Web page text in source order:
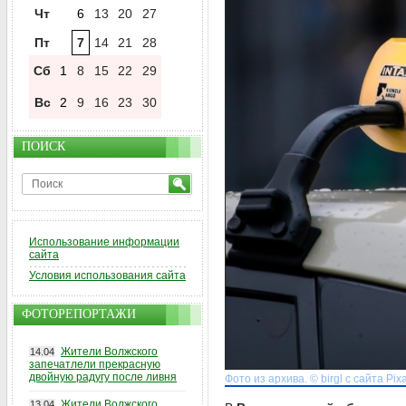
Фото из архива. © birgl с сайта
Чт 6 13 20
27
Пт
7 14 21
28
Сб
1 8 15 22 29
Вс 2 9 16 23 30
ПОИСК
Использование информации
сайта
Условия использования сайта
ФОТОРЕПОРТАЖИ
14.04 Жители Волжского
запечатлели прекрасную
двойную радугу после ливня